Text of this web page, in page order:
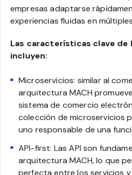
empresas adaptarse
experiencias fluidas en
Las características clave de
incluyen:
Microservicios: similar al
arquitectura MACH
sistema de comercio
colección de microservicios
uno responsable de una
API-first: Las API son
arquitectura MACH, lo que
perfecta entre los servicios